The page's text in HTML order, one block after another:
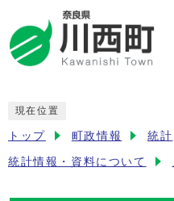
現在位置
トップ 町政情報 統計
統計情報・資料について